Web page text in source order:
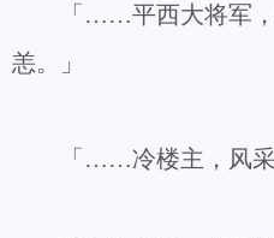
「……平西大将军，
恙。」
「……冷楼主，风采